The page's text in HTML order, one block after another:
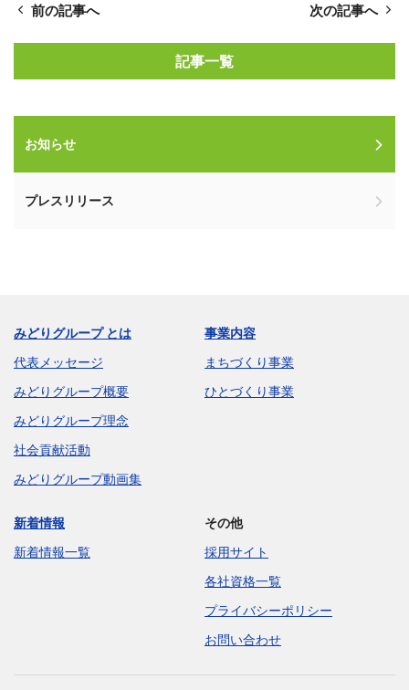
前の記事へ 次の記事へ
記事一覧
お知らせ
プレスリリース
みどりグループ とは
代表メッセージ
みどりグループ概要
みどりグループ理念
社会貢献活動
みどりグループ動画集
事業内容
まちづくり事業
ひとづくり事業
新着情報
新着情報一覧
その他
採用サイト
各社資格一覧
プライバシーポリシー
お問い合わせ